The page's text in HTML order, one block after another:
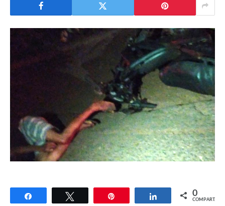
Compartilhar Compartilhar
0
COMPART.